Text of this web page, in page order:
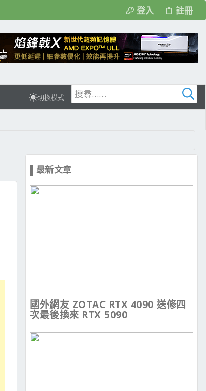
登入 註冊
切換模式
▌最新文章
國外網友 ZOTAC RTX 4090 送修四
次最後換來 RTX 5090